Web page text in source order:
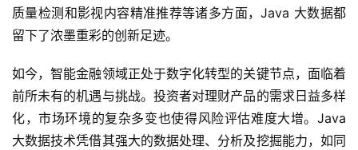
质量检测和影视内容精准推荐等诸多方面，Java 大数据都
留下了浓墨重彩的创新足迹。
如今，智能金融领域正处于数字化转型的关键节点，面临着
前所未有的机遇与挑战。投资者对理财产品的需求日益多样
化，市场环境的复杂多变也使得风险评估难度大增。Java
大数据技术凭借其强大的数据处理、分析及挖掘能力，如同